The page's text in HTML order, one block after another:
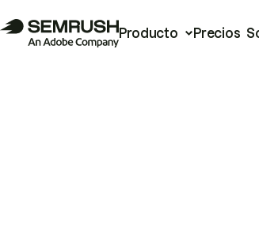
Producto Precios